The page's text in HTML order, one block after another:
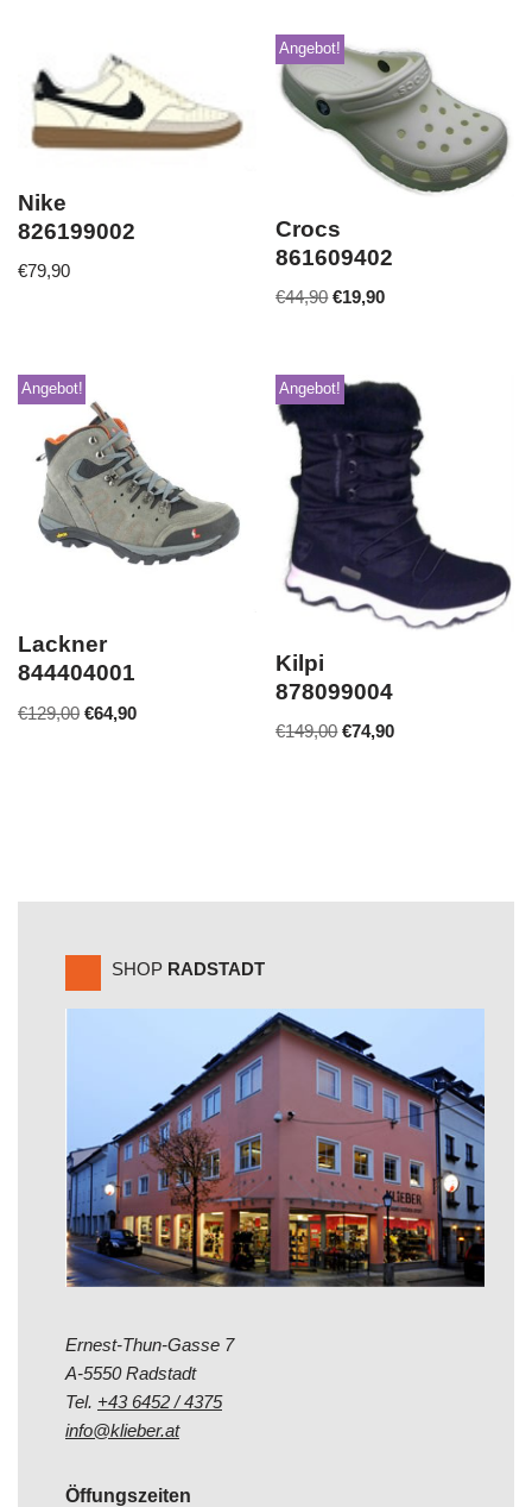
Nike
826199002
€79,90
Angebot!
Crocs
861609402
€44,90 €19,90
Angebot!
Lackner
844404001
€129,00 €64,90
Angebot!
Kilpi
878099004
€149,00 €74,90
SHOP RADSTADT
Ernest-Thun-Gasse 7
A-5550 Radstadt
Tel. +43 6452 / 4375
info@klieber.at
Öffungszeiten